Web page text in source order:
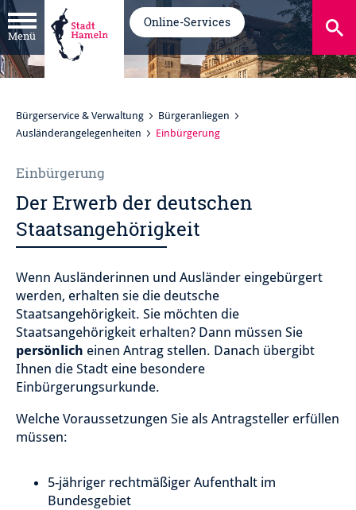
Menü
Online-Services
Bürgerservice & Verwaltung
Bürgeranliegen
Ausländerangelegenheiten
Einbürgerung
Einbürgerung
Der Erwerb der deutschen
Staatsangehörigkeit
Wenn Ausländerinnen und Ausländer eingebürgert
werden, erhalten sie die deutsche
Staatsangehörigkeit. Sie möchten die
Staatsangehörigkeit erhalten? Dann müssen Sie
persönlich einen Antrag stellen. Danach übergibt
Ihnen die Stadt eine besondere
Einbürgerungsurkunde.
Welche Voraussetzungen Sie als Antragsteller erfüllen
müssen:
5-jähriger rechtmäßiger Aufenthalt im
Bundesgebiet